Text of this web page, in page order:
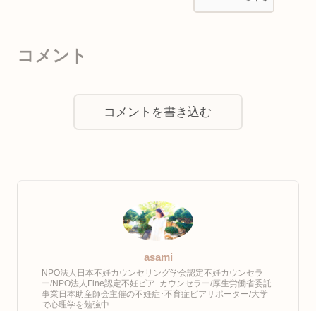
コメント
コメントを書き込む
asami
NPO法人日本不妊カウンセリング学会認定不妊カウンセラ
ー/NPO法人Fine認定不妊ピア･カウンセラー/厚生労働省委託
事業日本助産師会主催の不妊症･不育症ピアサポーター/大学
で心理学を勉強中